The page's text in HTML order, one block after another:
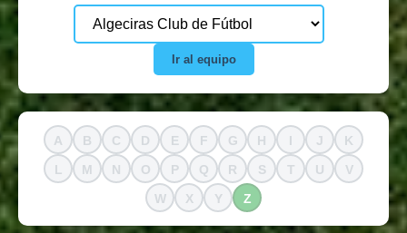
Ir al equipo
A B C D E F G H J K
L M N O P Q R S T U V
W X Y Z